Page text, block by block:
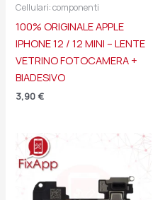
Cellulari: componenti
100% ORIGINALE APPLE
IPHONE 12 / 12 MINI – LENTE
VETRINO FOTOCAMERA +
BIADESIVO
3,90 €